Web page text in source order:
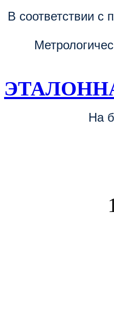
В соответствии
На